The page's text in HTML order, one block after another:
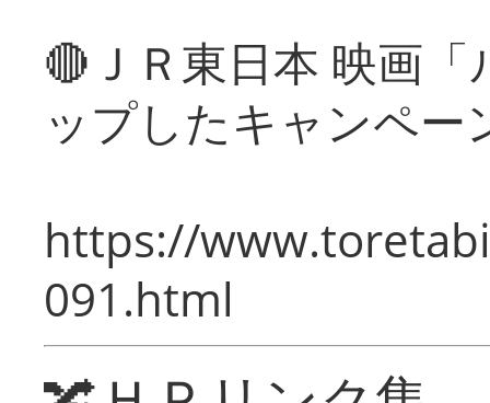
🔴ＪＲ東日本 映画
ップしたキャンペー
https://
091.html